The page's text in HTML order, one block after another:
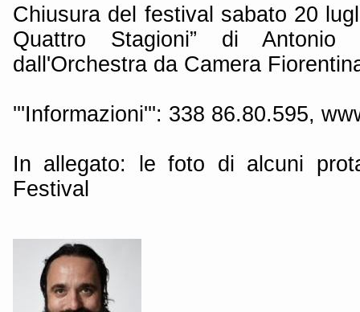
Chiusura del festival sabato 20
Quattro Stagioni” di Antonio
dall'Orchestra da Camera
'''Informazioni''': 338 86.80.595,
In allegato: le foto di alcuni
Festival